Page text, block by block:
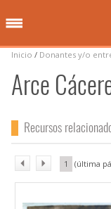
Inicio / Donantes y/o
Arce
Recursos
1